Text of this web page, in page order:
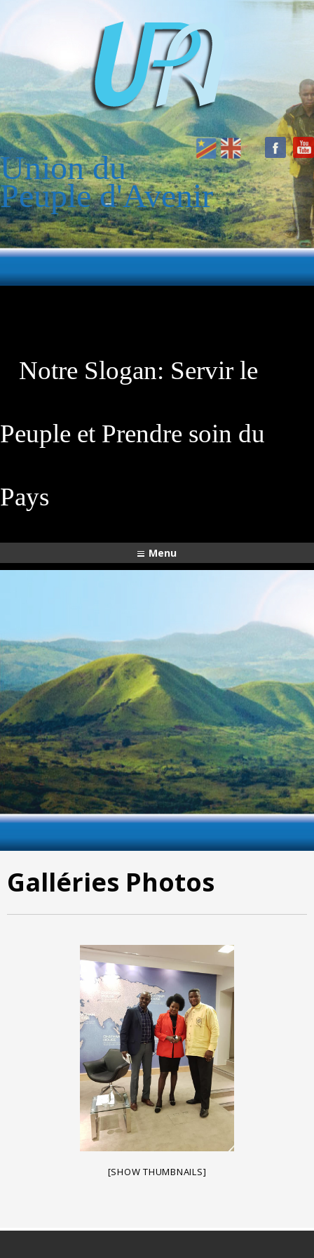
Union du
Peuple d'Avenir
Notre Slogan: Servir le
Peuple et Prendre soin du
Pays
Menu
Galléries Photos
[SHOW THUMBNAILS]